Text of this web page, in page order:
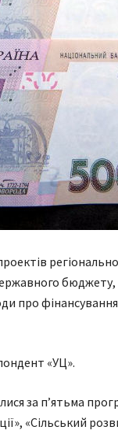
про
«УЦ».
за п’ятьма
«Сільський